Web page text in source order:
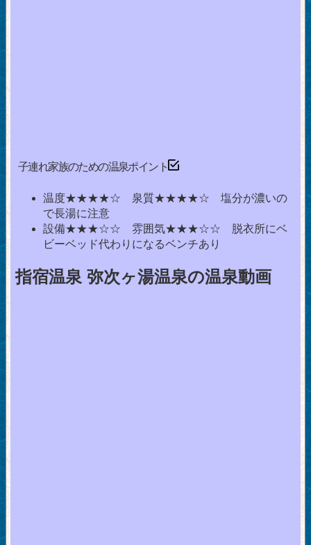
子連れ家族のための温泉ポイント
温度★★★★☆ 泉質★★★★☆ 塩分が濃いの
で長湯に注意
設備★★★☆☆ 雰囲気★★★☆☆ 脱衣所にベ
ビーベッド代わりになるベンチあり
指宿温泉 弥次ヶ湯温泉の温泉動画